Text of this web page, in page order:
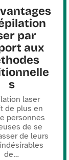
par
aux
s
laser
de plus en
personnes
de se
de leurs
de…